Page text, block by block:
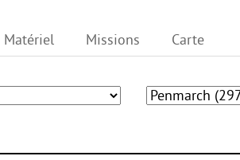
Matériel Missions Carte